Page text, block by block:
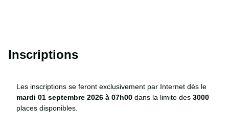
Inscriptions
Les inscriptions se feront exclusivement par Internet dès le
mardi 01 septembre 2026 à 07h00 dans la limite des 3000
places disponibles.